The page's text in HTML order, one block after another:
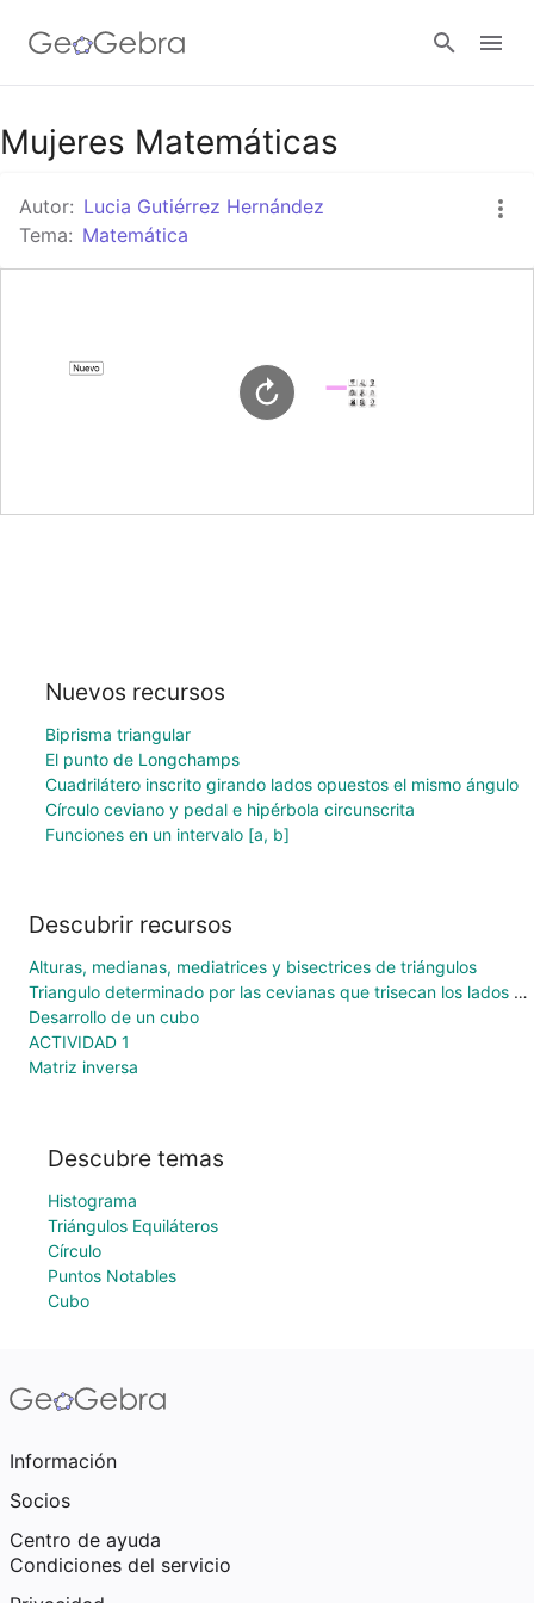
Google Classroom
GeoGebra Classroom
Mujeres Matemáticas
Autor: Lucia Gutiérrez Hernández
Tema: Matemática
Nuevos recursos
Biprisma triangular
El punto de Longchamps
Cuadrilátero inscrito girando lados opuestos el mismo ángulo
Círculo ceviano y pedal e hipérbola circunscrita
Funciones en un intervalo [a, b]
Descubrir recursos
Alturas, medianas, mediatrices y bisectrices de triángulos
Triangulo determinado por las cevianas que trisecan los lados de un triángulo
Desarrollo de un cubo
ACTIVIDAD 1
Matriz inversa
Descubre temas
Histograma
Triángulos Equiláteros
Círculo
Puntos Notables
Cubo
Información
Socios
Centro de ayuda
Condiciones del servicio